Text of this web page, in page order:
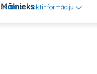
Skatīt kontaktinformāciju